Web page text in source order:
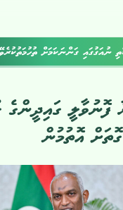
ފޮނުވާލީ ގައިދީންގެ
އޮތުމުން